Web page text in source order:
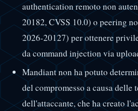
authentication remoto non
20182, CVSS 10.0) o peering
2026-20127) per ottenere
da command injection via
Mandiant non ha potuto
del compromesso a causa delle
dell'attaccante, che ha creato